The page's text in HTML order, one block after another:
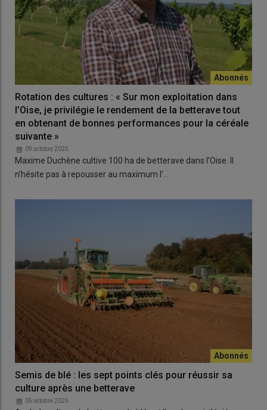
Rotation des cultures : « Sur mon exploitation dans
l’Oise, je privilégie le rendement de la betterave tout
en obtenant de bonnes performances pour la céréale
suivante »
09 octobre 2025
Maxime Duchène cultive 100 ha de betterave dans l’Oise. Il
n’hésite pas à repousser au maximum l’…
Semis de blé : les sept points clés pour réussir sa
culture après une betterave
05 octobre 2025